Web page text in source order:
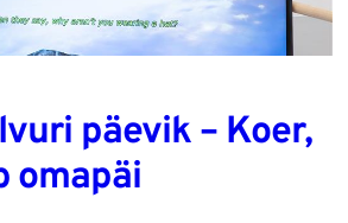
päevik – Koer,
omapäi